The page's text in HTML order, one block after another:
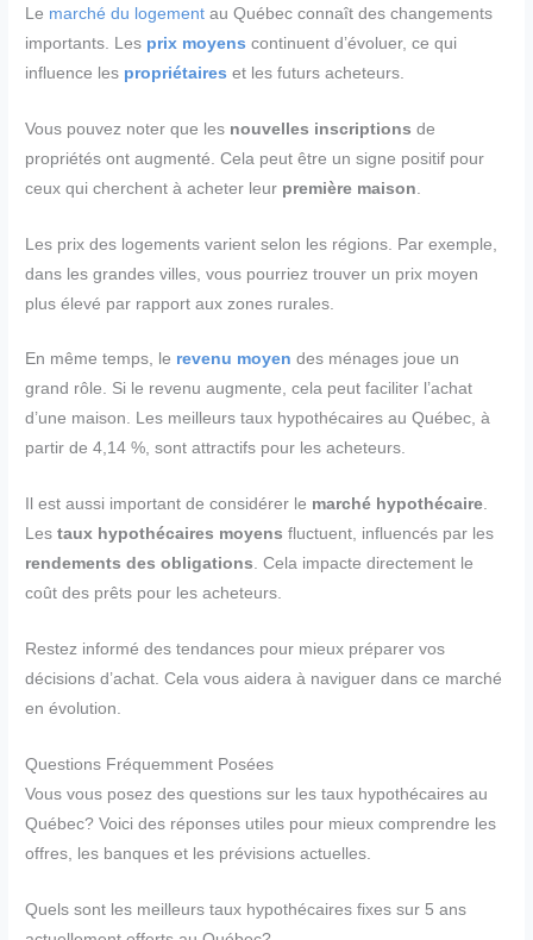
Le marché du logement au Québec connaît des changements
importants. Les prix moyens continuent d’évoluer, ce qui
influence les propriétaires et les futurs acheteurs.
Vous pouvez noter que les nouvelles inscriptions de
propriétés ont augmenté. Cela peut être un signe positif pour
ceux qui cherchent à acheter leur première maison
Les prix des logements varient selon les régions. Par exemple,
dans les grandes villes, vous pourriez trouver un prix moyen
plus élevé par rapport aux zones rurales.
En même temps, le revenu moyen des ménages joue un
grand rôle. Si le revenu augmente, cela peut faciliter l’achat
d’une maison. Les meilleurs taux hypothécaires au Québec, à
partir de 4,14 %, sont attractifs pour les acheteurs.
Il est aussi important de considérer le marché hypothécaire.
Lestaux hypothécaires moyens fluctuent, influencés par les
rendements des obligations. Cela impacte directement le
coût des prêts pour les acheteurs.
Restez informé des tendances pour mieux préparer vos
décisions d’achat. Cela vous aidera à naviguer dans ce marché
en évolution.
Questions Fréquemment Posées
Vous vous posez des questions sur les taux hypothécaires au
Québec? Voici des réponses utiles pour mieux comprendre les
offres, les banques et les prévisions actuelles.
Quels sont les meilleurs taux hypothécaires fixes sur 5 ans